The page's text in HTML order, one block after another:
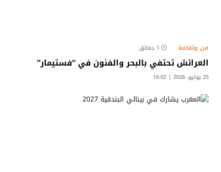
فن وثقافة 1 دقائق
العرائش تحتفي بالبحر والفنون في “فستيمار”
25 يوليو، 2026 | 16:02